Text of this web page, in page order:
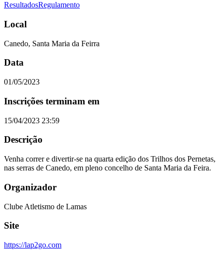
ResultadosRegulamento
Local
Canedo, Santa Maria da Feirra
Data
01/05/2023
Inscrições terminam em
15/04/2023 23:59
Descrição
Venha correr e divertir-se na quarta edição dos Trilhos dos Pernetas,
nas serras de Canedo, em pleno concelho de Santa Maria da Feira.
Organizador
Clube Atletismo de Lamas
Site
https://lap2go.com